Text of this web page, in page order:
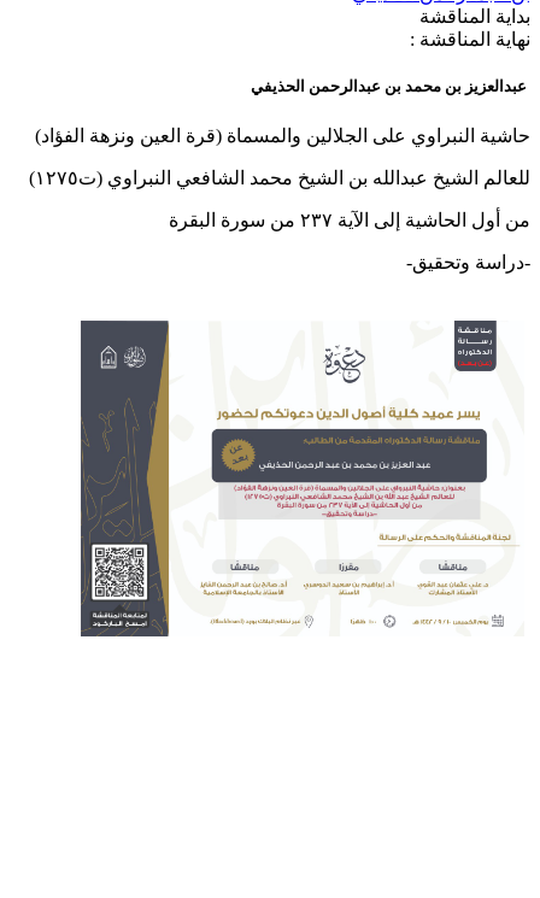
بداية المناقشة
نهاية المناقشة :
عبدالعزيز بن محمد بن عبدالرحمن الحذيفي
​​حاشية النبراوي على الجلالين والمسماة (قرة العين ونزهة الفؤاد)
للعالم الشيخ عبدالله بن الشيخ محمد الشافعي النبراوي (ت١٢٧٥)
من أول الحاشية إلى الآية ٢٣٧ من سورة البقرة
-دراسة وتحقيق-